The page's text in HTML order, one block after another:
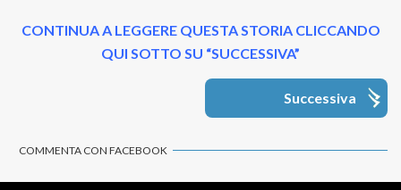
CONTINUA A LEGGERE QUESTA STORIA CLICCANDO
QUI SOTTO SU “SUCCESSIVA”
Successiva
COMMENTA CON FACEBOOK